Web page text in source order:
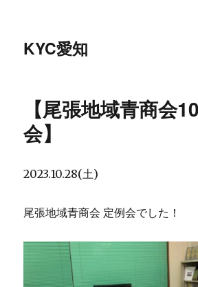
KYC愛知
【尾張地域青商会
会】
2023.10.28(土)
尾張地域青商会 定例会でした！